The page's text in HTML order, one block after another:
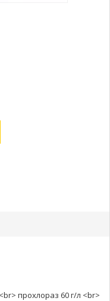
прохлораз 60 г/л <br>